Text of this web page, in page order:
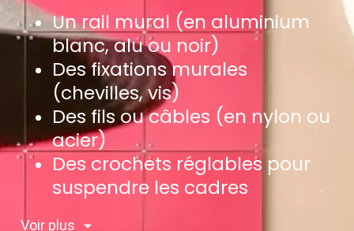
Un rail mural (en aluminium
blanc, alu ou noir)
Des fixations murales
(chevilles, vis)
Des fils ou câbles (en nylon ou
acier)
Des crochets réglables pour
suspendre les cadres
Voir plus